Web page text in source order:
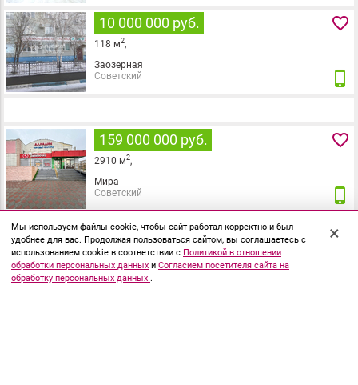
Мы используем файлы cookie, чтобы сайт работал корректно и был
удобнее для вас. Продолжая пользоваться сайтом, вы соглашаетесь с
использованием cookie в соответствии с Политикой в отношении
обработки персональных данных и Согласием посетителя сайта на
обработку персональных данных .
×
10 000 000 руб.
118 м2,
Заозерная
Советский
favorite_border
phone_iphone
159 000 000 руб.
2910 м2,
Мира
Советский
favorite_border
phone_iphone
11 000 000 руб.
112 м ,
Комарова
Кировский
favorite_border